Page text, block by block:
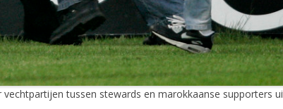
tussen stewards en marokkaanse supporters